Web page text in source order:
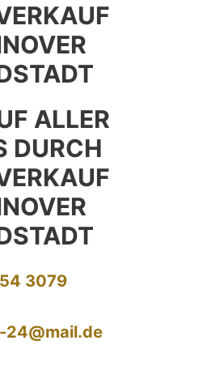
ALLER
DURCH
3079